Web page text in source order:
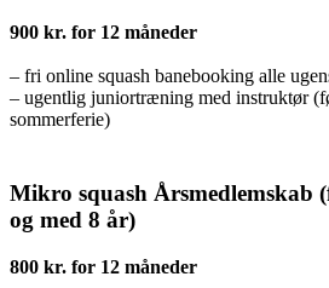
900 kr. for 12 måneder
– fri online squash banebooking alle
– ugentlig juniortræning med instruktør
sommerferie)
Mikro squash Årsmedlemskab
og med 8 år)
800 kr. for 12 måneder